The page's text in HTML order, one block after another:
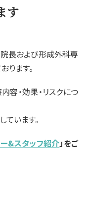
す
長および形成外科専
ります。
容・効果・リスクにつ
います。
ー&スタッフ紹介」をご